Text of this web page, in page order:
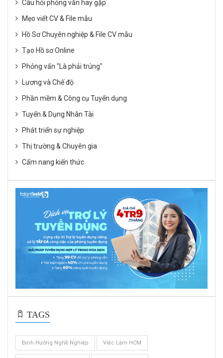
Câu hỏi phỏng vấn hay gặp
Mẹo viết CV & File mẫu
Hồ Sơ Chuyên nghiệp & File CV mẫu
Tạo Hồ sơ Online
Phỏng vấn "Là phải trúng"
Lương và Chế độ
Phần mềm & Công cụ Tuyển dụng
Tuyển & Dụng Nhân Tài
Phát triển sự nghiệp
Thị trường & Chuyên gia
Cẩm nang kiến thức
TAGS
Định Hướng Nghề Nghiệp Việc Làm HCM